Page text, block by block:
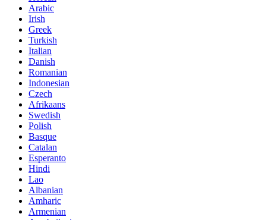
Arabic
Irish
Greek
Turkish
Italian
Danish
Romanian
Indonesian
Czech
Afrikaans
Swedish
Polish
Basque
Catalan
Esperanto
Hindi
Lao
Albanian
Amharic
Armenian